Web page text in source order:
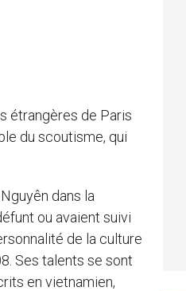
étrangères de Paris
du scoutisme, qui
dans la
ou avaient suivi
de la culture
Ses talents se sont
en vietnamien,